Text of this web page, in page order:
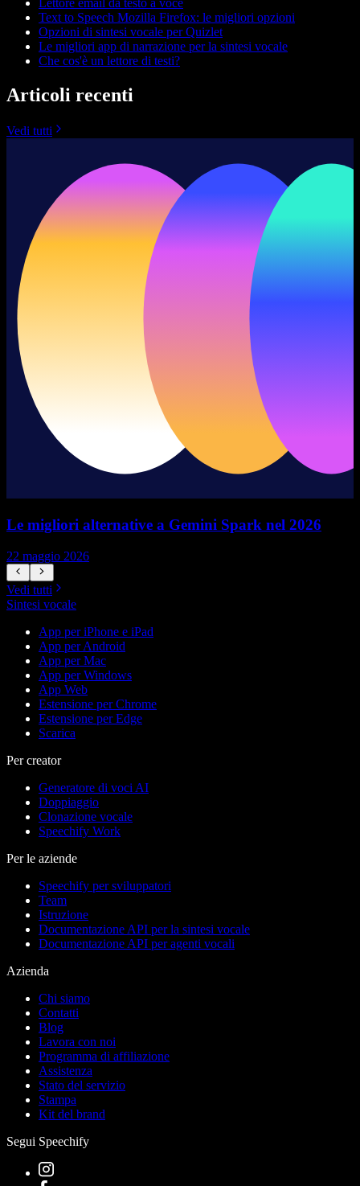
Text to Speech Mozilla Firefox: le migliori opzioni
Opzioni di sintesi vocale per Quizlet
Le migliori app di narrazione per la sintesi vocale
Che cos'è un lettore di testi?
Articoli recenti
Vedi tutti
Le migliori alternative a Gemini Spark nel 2026
22 maggio 2026
Vedi tutti
Sintesi vocale
App per iPhone e iPad
App per Android
App per Mac
App per Windows
App Web
Estensione per Chrome
Estensione per Edge
Scarica
Per creator
Generatore di voci AI
Doppiaggio
Clonazione vocale
Speechify Work
Per le aziende
Speechify per sviluppatori
Team
Istruzione
Documentazione API per la sintesi vocale
Documentazione API per agenti vocali
Azienda
Chi siamo
Contatti
Blog
Lavora con noi
Programma di affiliazione
Assistenza
Stato del servizio
Stampa
Kit del brand
Segui Speechify